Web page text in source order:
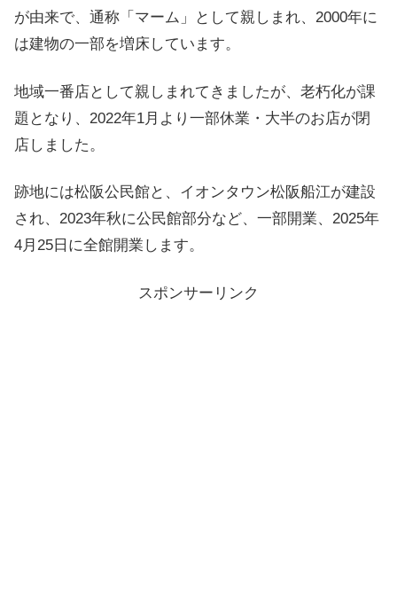
が由来で、通称「マーム」として親しまれ、2000年に
は建物の一部を増床しています。
地域一番店として親しまれてきましたが、老朽化が課
題となり、2022年1月より一部休業・大半のお店が閉
店しました。
跡地には松阪公民館と、イオンタウン松阪船江が建設
され、2023年秋に公民館部分など、一部開業、2025年
4月25日に全館開業します。
スポンサーリンク